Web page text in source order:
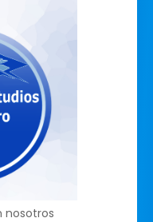
nosotros